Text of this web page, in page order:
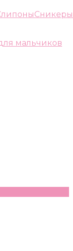
Сникеры
мальчиков